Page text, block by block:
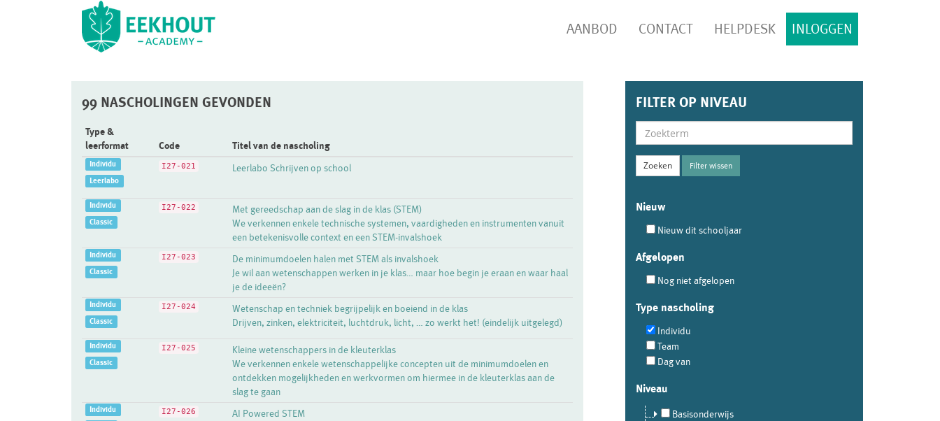
INLOGGEN
AANBOD CONTACT HELPDESK
99 NASCHOLINGEN GEVONDEN
Type &
leerformat
Code Titel van de nascholing
Individu
Leerlabo
I27-021 Leerlabo Schrijven op school
Individu
Classic
I27-022
Met gereedschap aan de slag in de klas (STEM)
We verkennen enkele technische systemen, vaardigheden en instrumenten vanuit
een betekenisvolle context en een STEM-invalshoek
Individu
Classic
I27-023
De minimumdoelen halen met STEM als invalshoek
Je wil aan wetenschappen werken in je klas… maar hoe begin je eraan en waar haal
je de ideeën?
Individu
Classic
I27-024
Wetenschap en techniek begrijpelijk en boeiend in de klas
Drijven, zinken, elektriciteit, luchtdruk, licht, … zo werkt het! (eindelijk uitgelegd)
Individu
Classic
I27-025
Kleine wetenschappers in de kleuterklas
We verkennen enkele wetenschappelijke concepten uit de minimumdoelen en
ontdekken mogelijkheden en werkvormen om hiermee in de kleuterklas aan de
slag te gaan
Individu
I27-026
AI Powered STEM
FILTER OP NIVEAU
Filter wissen
Nieuw
Nieuw dit schooljaar
Afgelopen
Nog niet afgelopen
Type nascholing
Individu
Team
Dag van
Niveau
Basisonderwijs